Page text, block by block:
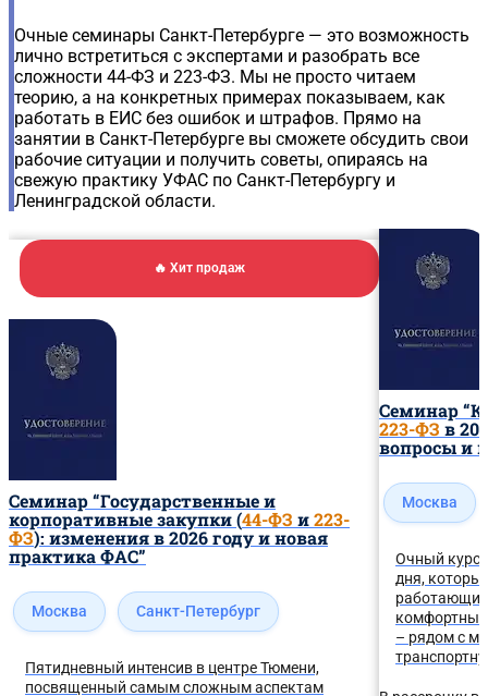
Очные семинары Санкт-Петербурге — это возможность
лично встретиться с экспертами и разобрать все
сложности 44-ФЗ и 223-ФЗ. Мы не просто читаем
теорию, а на конкретных примерах показываем, как
работать в ЕИС без ошибок и штрафов. Прямо на
занятии в Санкт-Петербурге вы сможете обсудить свои
рабочие ситуации и получить советы, опираясь на
свежую практику УФАС по Санкт-Петербургу и
Ленинградской области.
🔥 Хит продаж
Семинар “Государственные и
корпоративные закупки (44-ФЗ и223-
ФЗ): изменения в 2026 году и новая
практика ФАС”
Москва Санкт-Петербург
Пятидневный интенсив в центре Тюмени,
посвященный самым сложным аспектам
Семинар
223-ФЗ в
вопросы и
Москва
Очный курс
дня,
работающие
комфортных
– рядом с